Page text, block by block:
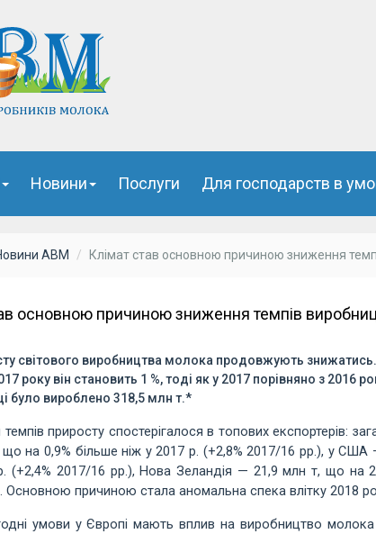
Новини Послуги Для господарств в
АВМ Клімат став основною причиною зниження
основною причиною зниження темпів
світового виробництва молока продовжують знижатись.
року він становить 1 %, тоді як у 2017 порівняно з 2016
було вироблено 318,5 млн т.*
приросту спостерігалося в топових експортерів:
що на 0,9% більше ніж у 2017 р. (+2,8% 2017/16 рр.), у
(+2,4% 2017/16 рр.), Нова Зеландія — 21,9 млн т, що на
Основною причиною стала аномальна спека влітку 2018
умови у Європі мають вплив на виробництво